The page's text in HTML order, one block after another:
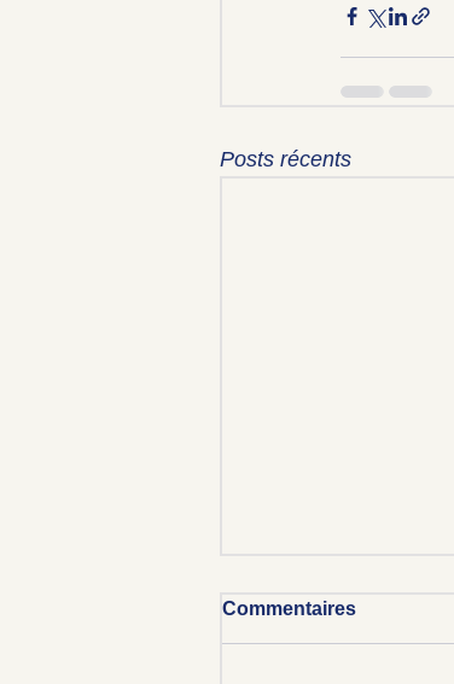
Posts récents
La Mère : L’Ancrage
Fondamental de Nos
Premières Années
Commentaires